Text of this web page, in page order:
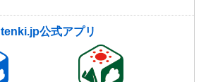
tenki.jp公式アプリ